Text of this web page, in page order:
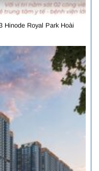
Hinode Royal Park Hoài